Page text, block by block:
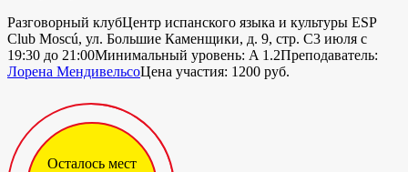
Разговорный клубЦентр испанского языка и культуры ESP
Club Moscú, ул. Большие Каменщики, д. 9, стр. С3 июля с
19:30 до 21:00Минимальный уровень: A 1.2Преподаватель:
Лорена МендивельсоЦена участия: 1200 руб.
Осталось мест